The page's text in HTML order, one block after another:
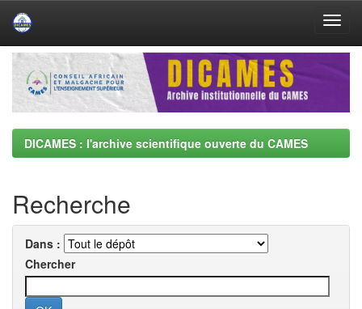
Skip
navigation
DICAMES : l'archive scientifique ouverte du CAMES
Recherche
Dans :
Chercher